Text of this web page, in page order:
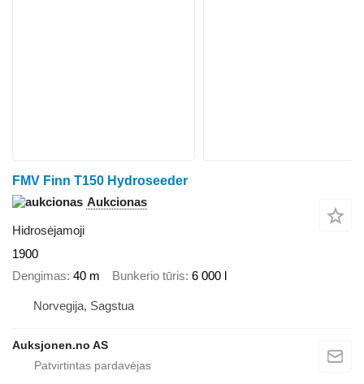
FMV Finn T150 Hydroseeder
Aukcionas
Hidrosėjamoji
1900
Dengimas 40 m Bunkerio tūris 6 000 l
Norvegija, Sagstua
Auksjonen.no AS